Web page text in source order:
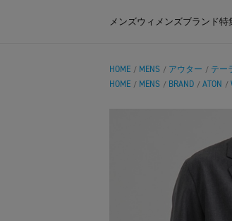
メンズウィメンズブランド特
HOME / MENS / アウター / テー
HOME / MENS / BRAND / ATON /